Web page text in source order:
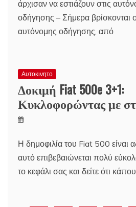
άρχισαν να εστιάζουν στις
οδήγησης – Σήμερα βρίσκονται
αυτόνομης οδήγησης, από
Αυτοκινητο
Δοκιμή Fiat 500e 3+1:
Κυκλοφορώντας με
Η δημοφιλία του Fiat 500 είναι
αυτό επιβεβαιώνεται πολύ
το κεφάλι σας και δείτε ότι